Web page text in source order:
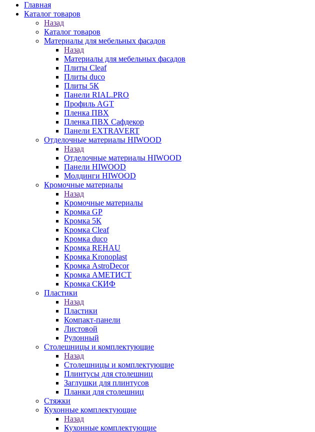
Главная
Каталог товаров
Назад
Каталог товаров
Материалы для мебельных фасадов
Назад
Материалы для мебельных фасадов
Плиты Cleaf
Плиты duco
Плиты 5К
Панели RIAL.PRO
Профиль AGT
Пленка ПВХ
Пленка ПВХ Сафдекор
Панели EXTRAVERT
Отделочные материалы HIWOOD
Назад
Отделочные материалы HIWOOD
Панели HIWOOD
Молдинги HIWOOD
Кромочные материалы
Назад
Кромочные материалы
Кромка GP
Кромка 5К
Кромка Cleaf
Кромка duco
Кромка REHAU
Кромка Kronoplast
Кромка AstroDecor
Кромка АМЕТИСТ
Кромка СКИФ
Пластики
Назад
Пластики
Компакт-панели
Листовой
Рулонный
Столешницы и комплектующие
Назад
Столешницы и комплектующие
Плинтусы для столешниц
Заглушки для плинтусов
Планки для столешниц
Стяжки
Кухонные комплектующие
Назад
Кухонные комплектующие